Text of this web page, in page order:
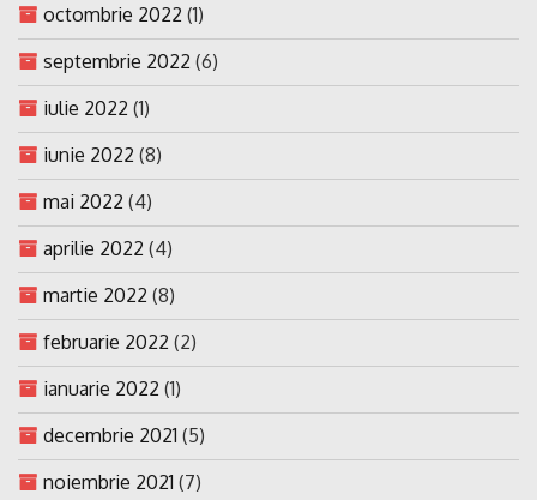
octombrie 2022 (1)
septembrie 2022 (6)
iulie 2022 (1)
iunie 2022 (8)
mai 2022 (4)
aprilie 2022 (4)
martie 2022 (8)
februarie 2022 (2)
ianuarie 2022 (1)
decembrie 2021 (5)
noiembrie 2021 (7)